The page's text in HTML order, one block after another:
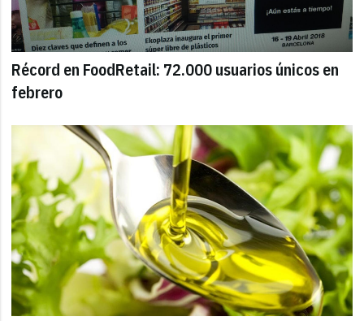
Récord en FoodRetail: 72.000 usuarios únicos en
febrero